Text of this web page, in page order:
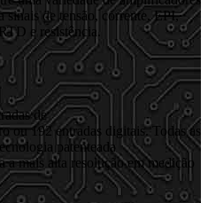
sinais de tensão, corrente, EPI,
e resistência.
de
ou 192 entradas digitais. Todas as
patenteada
mais alta resolução em medição